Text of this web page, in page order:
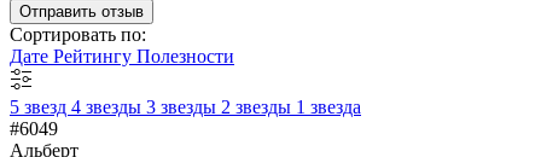
Отправить отзыв
Сортировать по:
Дате Рейтингу Полезности
5 звезд 4 звезды 3 звезды 2 звезды 1 звезда
#6049
Альберт